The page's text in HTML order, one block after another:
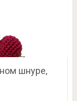
шнуре,